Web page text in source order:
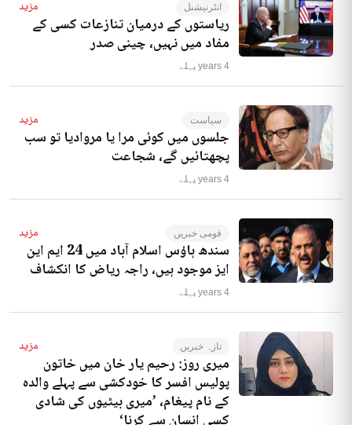
انٹرنیشنل مزید
ریاستوں کے درمیان تنازعات کسی کے
مفاد میں نہیں، چینی صدر
4 years پہلے
سیاست مزید
جلسوں میں کوئی مرا یا مروادیا تو سب
پچھتائیں گے، شجاعت
4 years پہلے
قومی خبریں مزید
سندھ ہاؤس اسلام آباد میں 24 ایم این
ایز موجود ہیں، راجہ ریاض کا انکشاف
4 years پہلے
تازہ خبریں مزید
میری روز: رحیم یار خان میں خاتون
پولیس افسر کا خودکشی سے پہلے والدہ
کے نام پیغام، ’میری بیٹیوں کی شادی